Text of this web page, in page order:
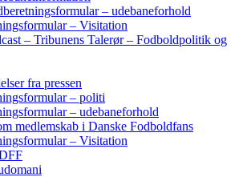
– udebaneforhold
– Visitation
– Tribunens Talerør – Fodboldpolitik og
fra pressen
– politi
– udebaneforhold
medlemskab i Danske Fodboldfans
– Visitation